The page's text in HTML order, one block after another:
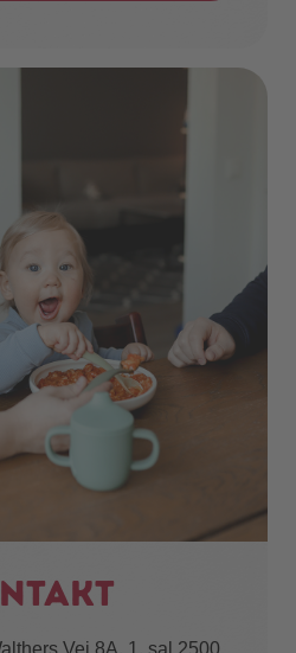
Vej 8A, 1. sal 2500